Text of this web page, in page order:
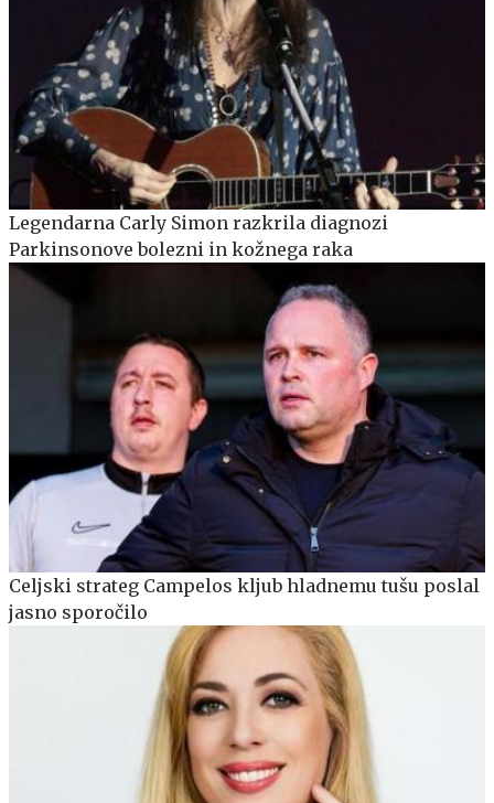
Legendarna Carly Simon razkrila diagnozi
Parkinsonove bolezni in kožnega raka
Celjski strateg Campelos kljub hladnemu tušu poslal
jasno sporočilo